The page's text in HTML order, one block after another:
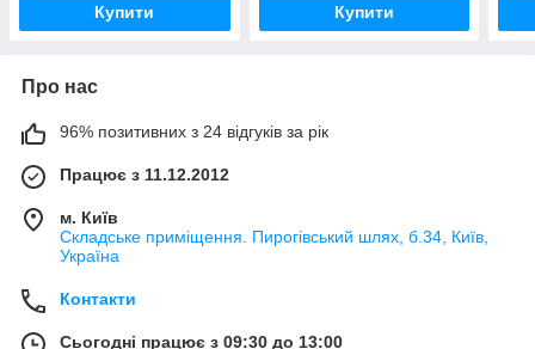
Купити Купити
Про нас
96% позитивних з 24 відгуків за рік
Працює з 11.12.2012
м. Київ
Складське приміщення. Пирогівський шлях, б.34, Київ,
Україна
Контакти
Сьогодні працює з 09:30 до 13:00